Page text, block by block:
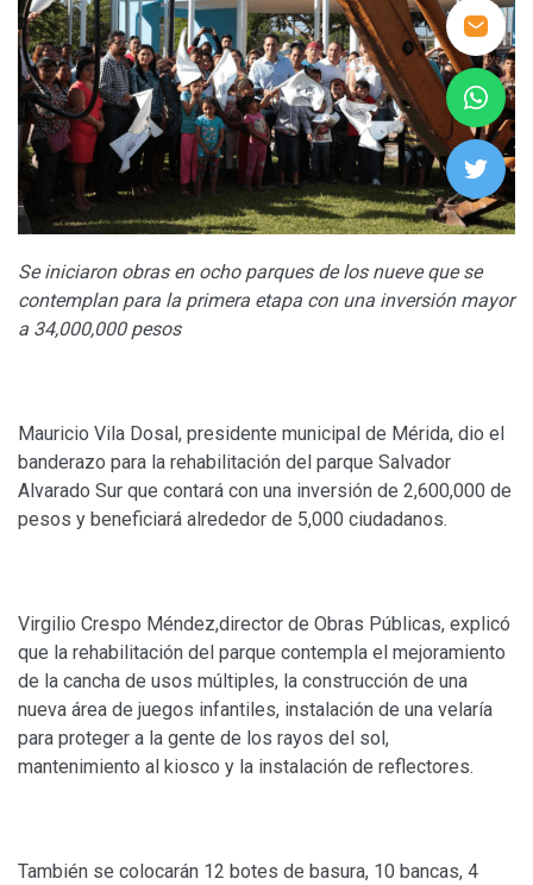
Se iniciaron obras en ocho parques de los nueve que se
contemplan para la primera etapa con una inversión mayor
a 34,000,000 pesos
Mauricio Vila Dosal, presidente municipal de Mérida, dio el
banderazo para la rehabilitación del parque Salvador
Alvarado Sur que contará con una inversión de 2,600,000 de
pesos y beneficiará alrededor de 5,000 ciudadanos.
Virgilio Crespo Méndez,director de Obras Públicas, explicó
que la rehabilitación del parque contempla el mejoramiento
de la cancha de usos múltiples, la construcción de una
nueva área de juegos infantiles, instalación de una velaría
para proteger a la gente de los rayos del sol,
mantenimiento al kiosco y la instalación de reflectores.
También se colocarán 12 botes de basura, 10 bancas, 4